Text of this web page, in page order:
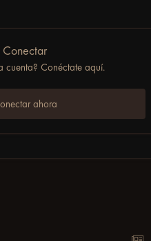
Conectar
cuenta? Conéctate aquí.
ahora